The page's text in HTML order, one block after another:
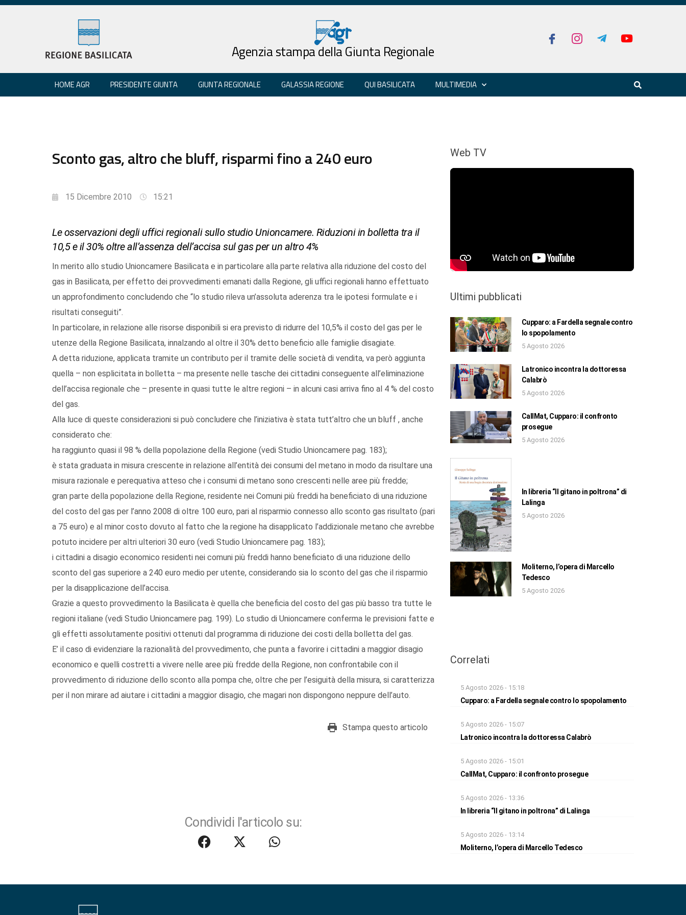
Agenzia stampa della Giunta Regionale
HOME AGR PRESIDENTE GIUNTA GIUNTA REGIONALE GALASSIA REGIONE QUI BASILICATA MULTIMEDIA
Sconto gas, altro che bluff, risparmi fino a 240 euro
15 Dicembre 2010 15:21
Le osservazioni degli uffici regionali sullo studio Unioncamere. Riduzioni in bolletta tra il
10,5 e il 30% oltre all’assenza dell’accisa sul gas per un altro 4%
In merito allo studio Unioncamere Basilicata e in particolare alla parte relativa alla riduzione del costo del
gas in Basilicata, per effetto dei provvedimenti emanati dalla Regione, gli uffici regionali hanno effettuato
un approfondimento concludendo che “lo studio rileva un’assoluta aderenza tra le ipotesi formulate e i
risultati conseguiti”.
In particolare, in relazione alle risorse disponibili si era previsto di ridurre del 10,5% il costo del gas per le
utenze della Regione Basilicata, innalzando al oltre il 30% detto beneficio alle famiglie disagiate.
A detta riduzione, applicata tramite un contributo per il tramite delle società di vendita, va però aggiunta
quella – non esplicitata in bolletta – ma presente nelle tasche dei cittadini conseguente all’eliminazione
dell’accisa regionale che – presente in quasi tutte le altre regioni – in alcuni casi arriva fino al 4 % del costo
del gas.
Alla luce di queste considerazioni si può concludere che l’iniziativa è stata tutt’altro che un bluff , anche
considerato che:
ha raggiunto quasi il 98 % della popolazione della Regione (vedi Studio Unioncamere pag. 183);
è stata graduata in misura crescente in relazione all’entità dei consumi del metano in modo da risultare una
misura razionale e perequativa atteso che i consumi di metano sono crescenti nelle aree più fredde;
gran parte della popolazione della Regione, residente nei Comuni più freddi ha beneficiato di una riduzione
del costo del gas per l’anno 2008 di oltre 100 euro, pari al risparmio connesso allo sconto gas risultato (pari
a 75 euro) e al minor costo dovuto al fatto che la regione ha disapplicato l’addizionale metano che avrebbe
potuto incidere per altri ulteriori 30 euro (vedi Studio Unioncamere pag. 183);
i cittadini a disagio economico residenti nei comuni più freddi hanno beneficiato di una riduzione dello
sconto del gas superiore a 240 euro medio per utente, considerando sia lo sconto del gas che il risparmio
per la disapplicazione dell’accisa.
Grazie a questo provvedimento la Basilicata è quella che beneficia del costo del gas più basso tra tutte le
regioni italiane (vedi Studio Unioncamere pag. 199). Lo studio di Unioncamere conferma le previsioni fatte e
gli effetti assolutamente positivi ottenuti dal programma di riduzione dei costi della bolletta del gas.
E’ il caso di evidenziare la razionalità del provvedimento, che punta a favorire i cittadini a maggior disagio
economico e quelli costretti a vivere nelle aree più fredde della Regione, non confrontabile con il
provvedimento di riduzione dello sconto alla pompa che, oltre che per l’esiguità della misura, si caratterizza
per il non mirare ad aiutare i cittadini a maggior disagio, che magari non dispongono neppure dell’auto.
Stampa questo articolo
Condividi l'articolo su:
Web TV
Ultimi pubblicati
Cupparo: a Fardella segnale contro
lo spopolamento
5 Agosto 2026
Latronico incontra la dottoressa
Calabrò
5 Agosto 2026
CallMat, Cupparo: il confronto
prosegue
5 Agosto 2026
In libreria “Il gitano in poltrona” di
Lalinga
5 Agosto 2026
Moliterno, l’opera di Marcello
Tedesco
5 Agosto 2026
Correlati
5 Agosto 2026 - 15:18
Cupparo: a Fardella segnale contro lo spopolamento
5 Agosto 2026 - 15:07
Latronico incontra la dottoressa Calabrò
5 Agosto 2026 - 15:01
CallMat, Cupparo: il confronto prosegue
5 Agosto 2026 - 13:36
In libreria “Il gitano in poltrona” di Lalinga
5 Agosto 2026 - 13:14
Moliterno, l’opera di Marcello Tedesco